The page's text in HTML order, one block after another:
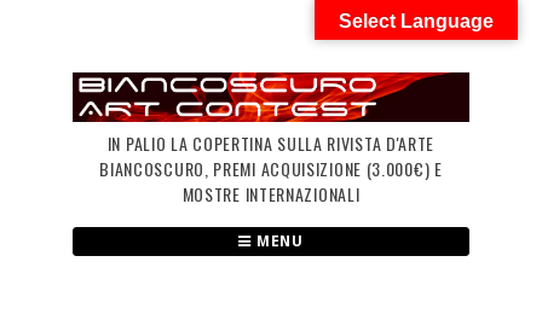
IN PALIO LA COPERTINA SULLA RIVISTA D'ARTE
BIANCOSCURO, PREMI ACQUISIZIONE (3.000€) E
MOSTRE INTERNAZIONALI
MENU
Select Language